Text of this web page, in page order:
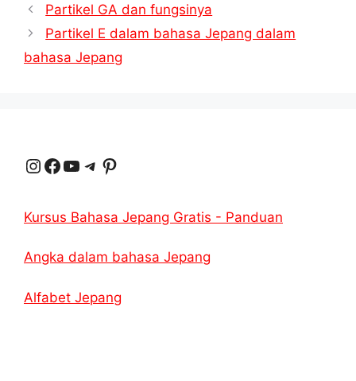
Partikel GA dan fungsinya
Partikel E dalam bahasa Jepang dalam
bahasa Jepang
Instagram Facebook YouTube Telegram Pinterest
Kursus Bahasa Jepang Gratis - Panduan
Angka dalam bahasa Jepang
Alfabet Jepang